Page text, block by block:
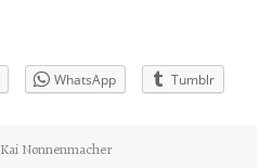
WhatsApp Tumblr
Kai Nonnenmacher